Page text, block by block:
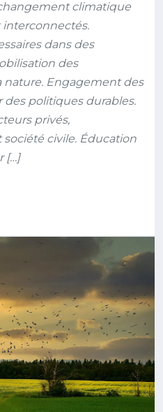
climatique
interconnectés.
dans des
des
Engagement des
politiques durables.
privés,
civile. Éducation
[…]